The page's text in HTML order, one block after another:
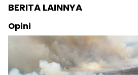
BERITA LAINNYA
Opini